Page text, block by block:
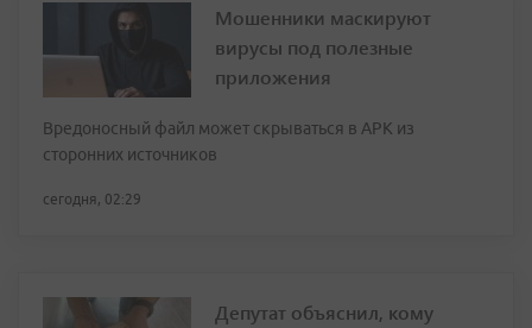
Мошенники маскируют
вирусы под полезные
приложения
Вредоносный файл может скрываться в APK из
сторонних источников
сегодня, 02:29
Депутат объяснил, кому